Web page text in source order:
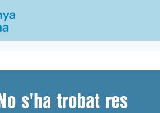
No s'ha trobat res